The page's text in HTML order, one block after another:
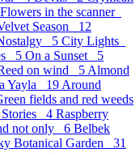
Flowers in the scanner
Season 12
5 City Lights
5 On a Sunset 5
on wind 5 Almond
Yayla 19 Around
fields and red weeds
Stories 4 Raspberry
not only 6 Belbek
Botanical Garden 31